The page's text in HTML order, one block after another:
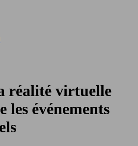
réalité virtuelle
les événements